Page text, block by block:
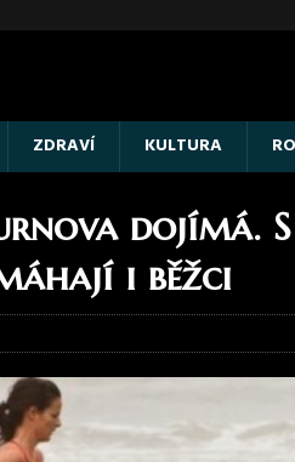
ZDRAVÍ KULTURA
dojímá. S
i běžci